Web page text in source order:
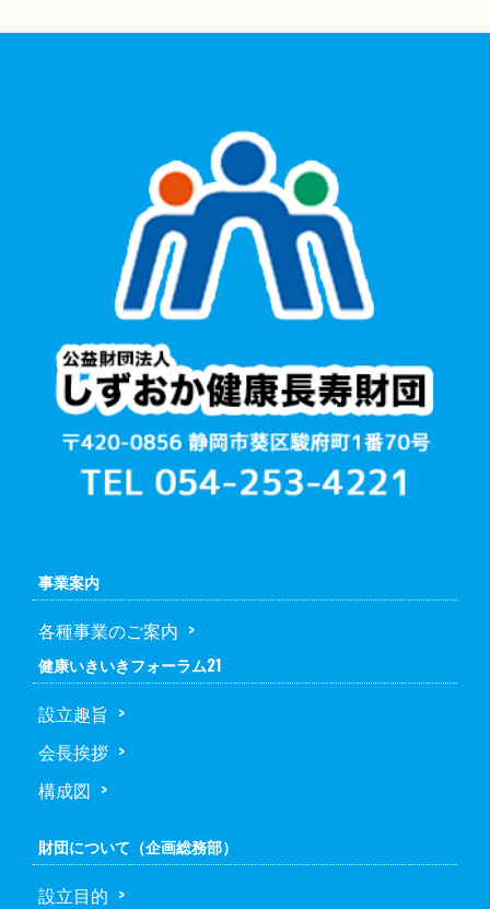
事業案内
各種事業のご案内
健康いきいきフォーラム21
設立趣旨
会長挨拶
構成図
財団について（企画総務部）
設立目的